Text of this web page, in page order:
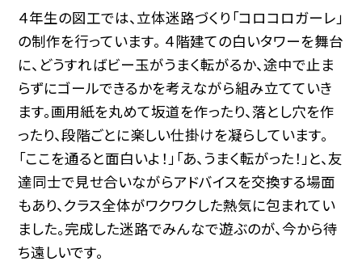
４年生の図工では、立体迷路づくり「コロコロガーレ」
の制作を行っています。 ４階建ての白いタワーを舞台
に、どうすればビー玉がうまく転がるか、途中で止ま
らずにゴールできるかを考えながら組み立てていき
ます。画用紙を丸めて坂道を作ったり、落とし穴を作
ったり、段階ごとに楽しい仕掛けを凝らしています。
「ここを通ると面白いよ！」「あ、うまく転がった！」と、友
達同士で見せ合いながらアドバイスを交換する場面
もあり、クラス全体がワクワクした熱気に包まれてい
ました。完成した迷路でみんなで遊ぶのが、今から待
ち遠しいです。